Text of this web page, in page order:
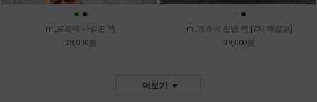
● ●
m_로로에 나일론 백
28,000원
●
m_게츠비 린넨 백 [2차 재입고]
39,000원
더보기